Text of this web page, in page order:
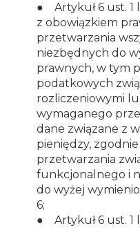
● Artykuł 6 ust. 1
z obowiązkiem
przetwarzania
niezbędnych do
prawnych, w tym
podatkowych
rozliczeniowymi
wymaganego
dane związane z
pieniędzy,
przetwarzania
funkcjonalnego i
do wyżej
6;
● Artykuł 6 ust. 1